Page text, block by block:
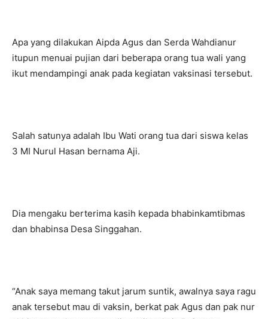
Apa yang dilakukan Aipda Agus dan Serda Wahdianur
itupun menuai pujian dari beberapa orang tua wali yang
ikut mendampingi anak pada kegiatan vaksinasi tersebut.
Salah satunya adalah Ibu Wati orang tua dari siswa kelas
3 MI Nurul Hasan bernama Aji.
Dia mengaku berterima kasih kepada bhabinkamtibmas
dan bhabinsa Desa Singgahan.
“Anak saya memang takut jarum suntik, awalnya saya ragu
anak tersebut mau di vaksin, berkat pak Agus dan pak nur